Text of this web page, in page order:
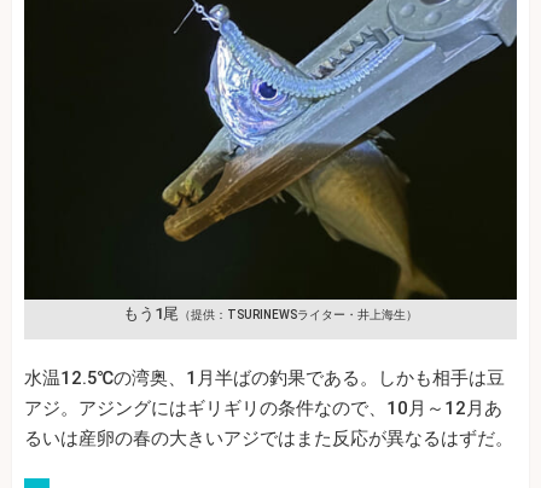
もう1尾 （提供：TSURINEWSライター・井上海生）
水温12.5℃の湾奥、1月半ばの釣果である。しかも相手は豆
アジ。アジングにはギリギリの条件なので、10月～12月あ
るいは産卵の春の大きいアジではまた反応が異なるはずだ。